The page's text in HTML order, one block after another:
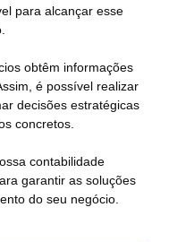
para alcançar esse
obtêm informações
é possível realizar
decisões estratégicas
concretos.
contabilidade
garantir as soluções
do seu negócio.